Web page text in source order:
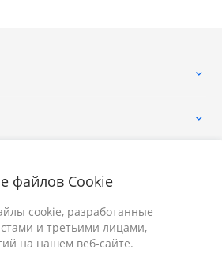
файлов Cookie
cookie, разработанные
и третьими лицами,
на нашем веб-сайте.